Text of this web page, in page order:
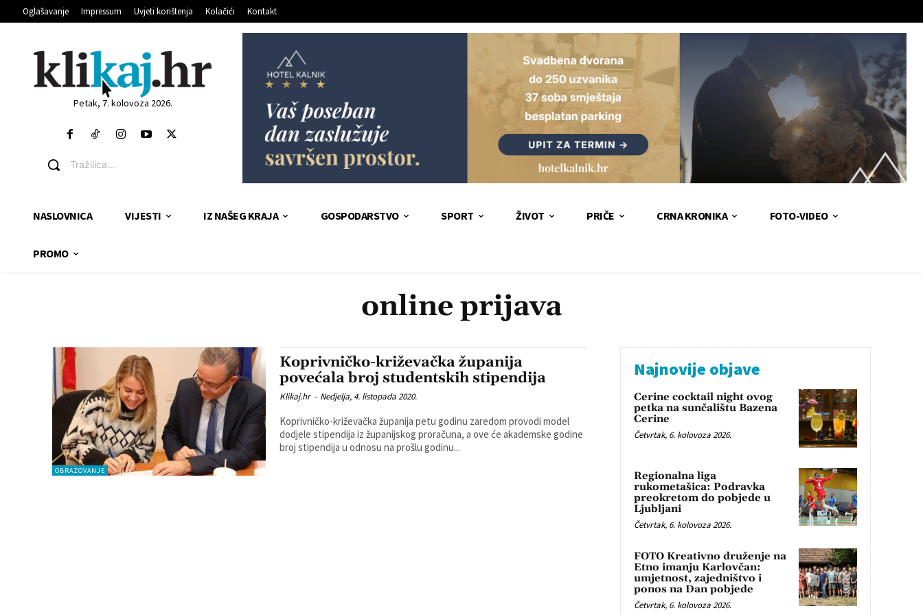
Oglašavanje Impressum Uvjeti korištenja Kolačići Kontakt
Petak, 7. kolovoza 2026.
Tražilica...
NASLOVNICA VIJESTI IZ NAŠEG KRAJA GOSPODARSTVO SPORT ŽIVOT PRIČE CRNA KRONIKA FOTO-VIDEO
PROMO
online prijava
OBRAZOVANJE
Koprivničko-križevačka županija
povećala broj studentskih stipendija
Klikaj.hr - Nedjelja, 4. listopada 2020.
Koprivničko-križevačka županija petu godinu zaredom provodi model
dodjele stipendija iz županijskog proračuna, a ove će akademske godine
broj stipendija u odnosu na prošlu godinu...
Najnovije objave
Cerine cocktail night ovog
petka na sunčalištu Bazena
Cerine
Četvrtak, 6. kolovoza 2026.
Regionalna liga
rukometašica: Podravka
preokretom do pobjede u
Ljubljani
Četvrtak, 6. kolovoza 2026.
FOTO Kreativno druženje na
Etno imanju Karlovčan:
umjetnost, zajedništvo i
ponos na Dan pobjede
Četvrtak, 6. kolovoza 2026.